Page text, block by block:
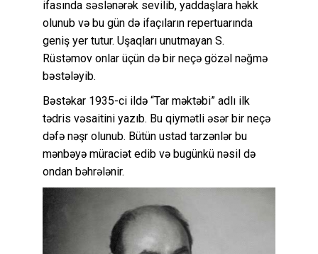
ifasında səslənərək sevilib, yaddaşlara həkk
olunub və bu gün də ifaçıların repertuarında
geniş yer tutur. Uşaqları unutmayan S.
Rüstəmov onlar üçün də bir neçə gözəl nəğmə
bəstələyib.
Bəstəkar 1935-ci ildə “Tar məktəbi” adlı ilk
tədris vəsaitini yazıb. Bu qiymətli əsər bir neçə
dəfə nəşr olunub. Bütün ustad tarzənlər bu
mənbəyə müraciət edib və bugünkü nəsil də
ondan bəhrələnir.